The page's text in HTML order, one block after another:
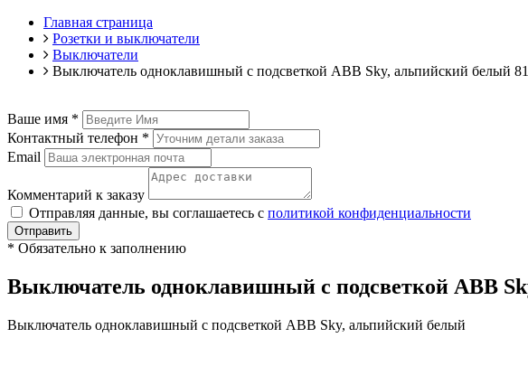
Главная страница
Розетки и выключатели
Выключатели
Выключатель одноклавишный с подсветкой ABB Sky, альпийский белый
Ваше имя *
Контактный телефон *
Email
Комментарий к заказу
Отправляя данные, вы соглашаетесь с политикой конфиденциальности
Отправить
* Обязательно к заполнению
Выключатель одноклавишный с подсветкой ABB
Выключатель одноклавишный с подсветкой ABB Sky, альпийский белый